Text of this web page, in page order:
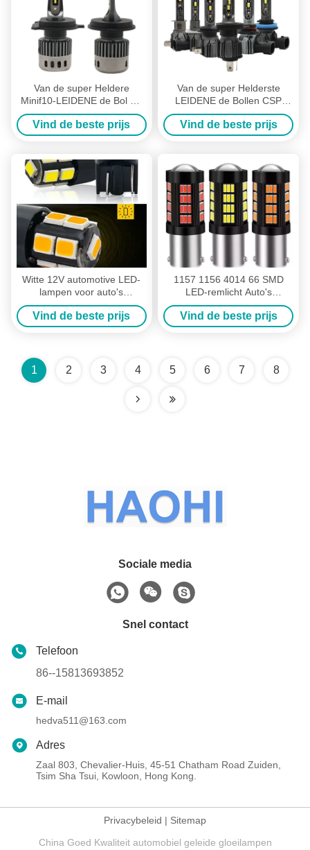
Van de super Heldere
Minif10-LEIDENE de Bol H1
H3 H4 H7 Autokoplamp 9006
Canbus Uitrusting van H11
9005
Vind de beste prijs
Van de super Helderste
LEIDENE de Bollen CSP
3570 12V 9005 9006
Autokoplamp
Vind de beste prijs
Witte 12V automotive LED-
lampen voor auto's
vrachtwagens en SUV's
Vind de beste prijs
1157 1156 4014 66 SMD
LED-remlicht Auto's
achteruitrijden Interieur LED-
lampen Auto Canbus
Vind de beste prijs
1 2 3 4 5 6 7 8
Sociale media
Snel contact
Telefoon
86--15813693852
E-mail
hedva511@163.com
Adres
Zaal 803, Chevalier-Huis, 45-51 Chatham Road Zuiden,
Tsim Sha Tsui, Kowloon, Hong Kong.
Privacybeleid | Sitemap
China Goed Kwaliteit automobiel geleide gloeilampen